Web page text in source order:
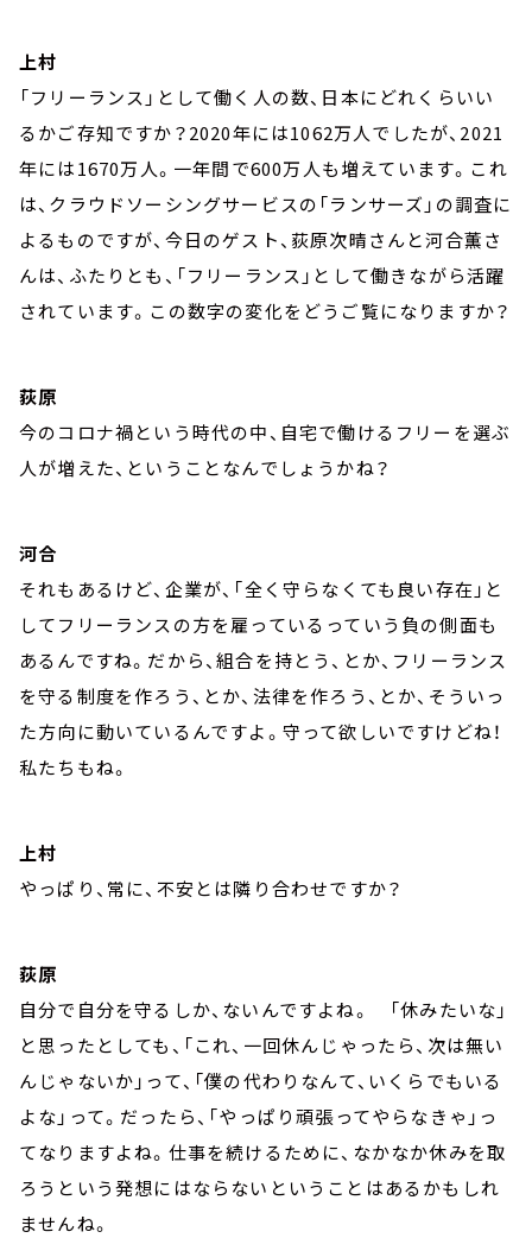
上村
「フリーランス」として働く人の数、日本にどれくらいい
るかご存知ですか？2020年には1062万人でしたが、2021
年には1670万人。一年間で600万人も増えています。これ
は、クラウドソーシングサービスの「ランサーズ」の調査に
よるものですが、今日のゲスト、荻原次晴さんと河合薫さ
んは、ふたりとも、「フリーランス」として働きながら活躍
されています。この数字の変化をどうご覧になりますか？
荻原
今のコロナ禍という時代の中、自宅で働けるフリーを選ぶ
人が増えた、ということなんでしょうかね？
河合
それもあるけど、企業が、「全く守らなくても良い存在」と
してフリーランスの方を雇っているっていう負の側面も
あるんですね。だから、組合を持とう、とか、フリーランス
を守る制度を作ろう、とか、法律を作ろう、とか、そういっ
た方向に動いているんですよ。守って欲しいですけどね！
私たちもね。
上村
やっぱり、常に、不安とは隣り合わせですか？
荻原
自分で自分を守るしか、ないんですよね。 「休みたいな」
と思ったとしても、「これ、一回休んじゃったら、次は無い
んじゃないか」って、「僕の代わりなんて、いくらでもいる
よな」って。だったら、「やっぱり頑張ってやらなきゃ」っ
てなりますよね。仕事を続けるために、なかなか休みを取
ろうという発想にはならないということはあるかもしれ
ませんね。